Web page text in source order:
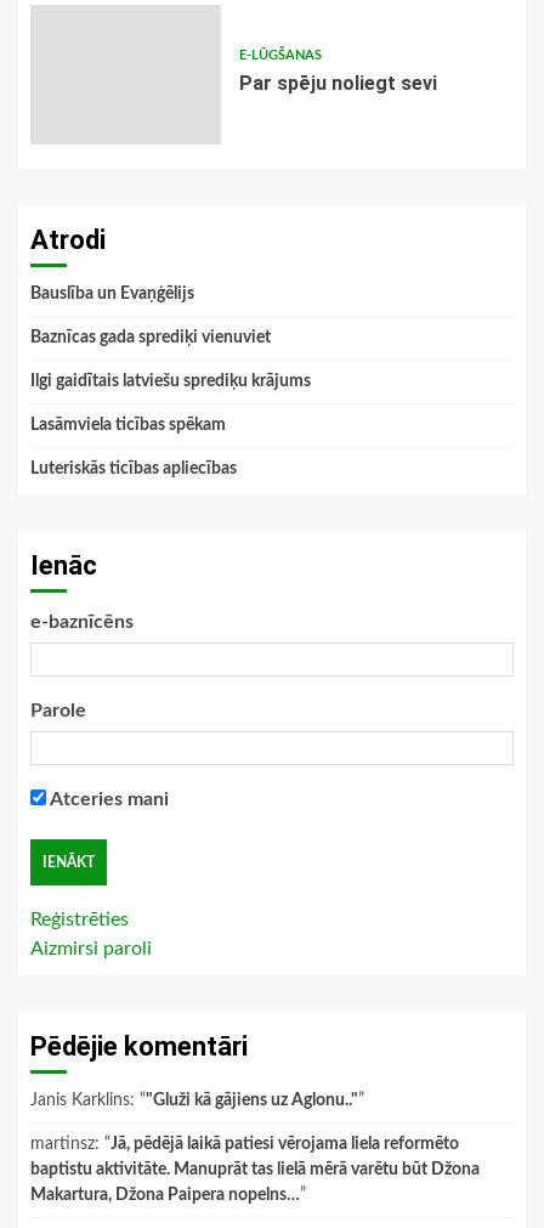
E-LŪGŠANAS
Par spēju noliegt sevi
Atrodi
Bauslība un Evaņģēlijs
Baznīcas gada sprediķi vienuviet
Ilgi gaidītais latviešu sprediķu krājums
Lasāmviela ticības spēkam
Luteriskās ticības apliecības
Ienāc
e-baznīcēns
Parole
Atceries mani
Reģistrēties
Aizmirsi paroli
Pēdējie komentāri
Janis Karklins: “"Gluži kā gājiens uz Aglonu.."”
martinsz: “Jā, pēdējā laikā patiesi vērojama liela reformēto
baptistu aktivitāte. Manuprāt tas lielā mērā varētu būt Džona
Makartura, Džona Paipera nopelns…”